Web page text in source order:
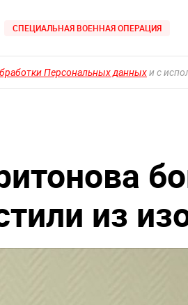
СПЕЦИАЛЬНАЯ ВОЕННАЯ ОПЕРАЦИЯ
Персональных данныхи с
из